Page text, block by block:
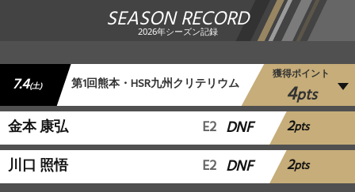
SEASON RECORD
2026年シーズン記録
7.4(土) 第1回熊本・HSR九州クリテリウム
獲得ポイント
4pts
金本 康弘 E2 DNF 2pts
川口 照悟 E2 DNF 2pts